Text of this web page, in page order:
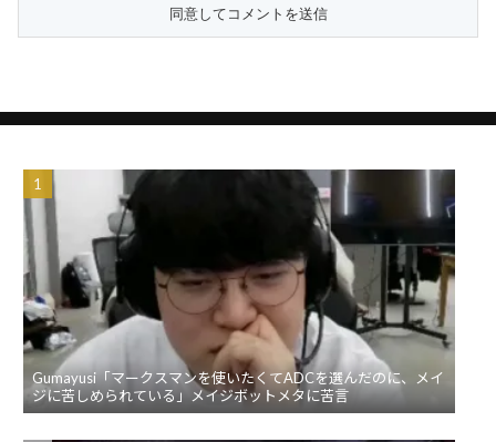
Gumayusi「マークスマンを使いたくてADCを選んだのに、メイ
ジに苦しめられている」メイジボットメタに苦言